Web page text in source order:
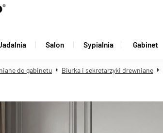
Salon Sypialnia Gabinet
do gabinetu Biurka i sekretarzyki drewniane